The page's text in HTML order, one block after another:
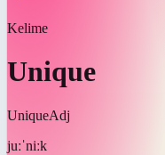
Kelime
Unique
UniqueAdj
juːˈniːk